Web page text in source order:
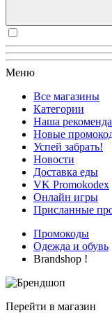
Меню
Все магазины
Категории
Наша
Новые
Успей забрать!
Новости
Доставка еды
VK Promokodex
Онлайн игры
Присланные
Промокоды
Одежда и обувь
Brandshop !
Перейти в магазин